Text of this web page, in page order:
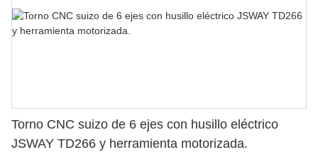
Torno CNC suizo de 6 ejes con husillo eléctrico
JSWAY TD266 y herramienta motorizada.